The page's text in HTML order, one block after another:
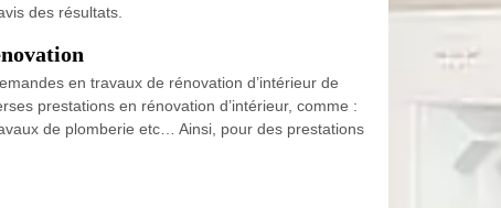
des résultats.
en travaux de rénovation d’intérieur de
prestations en rénovation d’intérieur, comme :
de plomberie etc… Ainsi, pour des prestations